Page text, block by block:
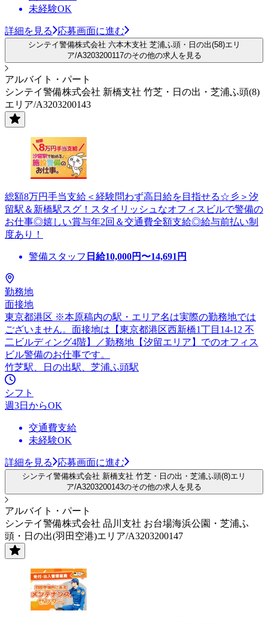
未経験OK
詳細を見る 応募画面に進む
シンテイ警備株式会社 六本木支社 芝浦ふ頭・日の出(58)エリ
ア/A3203200117のその他の求人を見る
アルバイト・パート
シンテイ警備株式会社 新橋支社 竹芝・日の出・芝浦ふ頭(8)
エリア/A3203200143
総額8万円手当支給＜経験問わず高日給を目指せる☆彡＞汐
留駅＆新橋駅スグ！スタイリッシュなオフィスビルで警備の
お仕事◎嬉しい賞与年2回＆交通費全額支給◎給与前払い制
度あり！
警備スタッフ 日給10,000円〜14,691 円
勤務地
面接地
東京都港区 ※本原稿内の駅・エリア名は実際の勤務地では
ございません。面接地は【東京都港区西新橋1丁目14-12 不
二ビルディング4階】／勤務地【汐留エリア】でのオフィス
ビル警備のお仕事です。
竹芝駅、日の出駅、芝浦ふ頭駅
シフト
週3日からOK
交通費支給
未経験OK
詳細を見る 応募画面に進む
シンテイ警備株式会社 新橋支社 竹芝・日の出・芝浦ふ頭(8)エリ
ア/A3203200143のその他の求人を見る
アルバイト・パート
シンテイ警備株式会社 品川支社 お台場海浜公園・芝浦ふ
頭・日の出(羽田空港)エリア/A3203200147